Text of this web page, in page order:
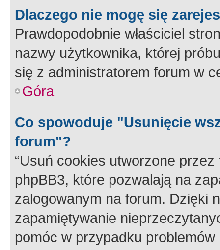
Dlaczego nie mogę się
Prawdopodobnie właściciel
nazwy użytkownika, której
się z administratorem forum w
Góra
Co spowoduje "Usunięcie
forum"?
“Usuń cookies utworzone
phpBB3, które pozwalają na
zalogowanym na forum. Dzięki
zapamiętywanie
pomóc w przypadku